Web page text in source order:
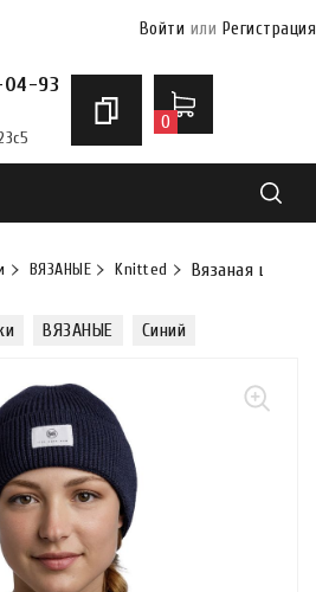
Войти или Регистрация
04-93
0
ВЯЗАНЫЕ Knitted Вязаная
ВЯЗАНЫЕ Синий